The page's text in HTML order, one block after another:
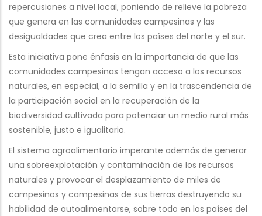
repercusiones a nivel local, poniendo de relieve la pobreza
que genera en las comunidades campesinas y las
desigualdades que crea entre los países del norte y el sur.
Esta iniciativa pone énfasis en la importancia de que las
comunidades campesinas tengan acceso a los recursos
naturales, en especial, a la semilla y en la trascendencia de
la participación social en la recuperación de la
biodiversidad cultivada para potenciar un medio rural más
sostenible, justo e igualitario.
El sistema agroalimentario imperante además de generar
una sobreexplotación y contaminación de los recursos
naturales y provocar el desplazamiento de miles de
campesinos y campesinas de sus tierras destruyendo su
habilidad de autoalimentarse, sobre todo en los países del